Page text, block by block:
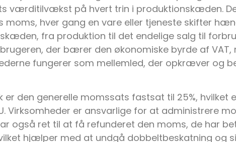
værditilvækst på hvert trin i produktionskæden.
moms, hver gang en vare eller tjeneste skifter
fra produktion til det endelige salg til
der bærer den økonomiske byrde af VAT,
fungerer som mellemled, der opkræver og
er den generelle momssats fastsat til 25%, hvilket
Virksomheder er ansvarlige for at administrere
også ret til at få refunderet den moms, de har
hjælper med at undgå dobbeltbeskatning og